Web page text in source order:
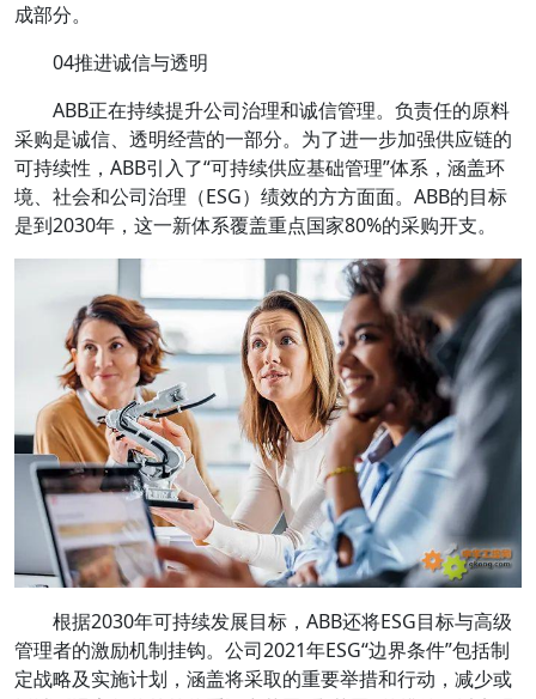
成部分。
04推进诚信与透明
ABB正在持续提升公司治理和诚信管理。负责任的原料
采购是诚信、透明经营的一部分。为了进一步加强供应链的
可持续性，ABB引入了“可持续供应基础管理”体系，涵盖环
境、社会和公司治理（ESG）绩效的方方面面。ABB的目标
是到2030年，这一新体系覆盖重点国家80%的采购开支。
根据2030年可持续发展目标，ABB还将ESG目标与高级
管理者的激励机制挂钩。公司2021年ESG“边界条件”包括制
定战略及实施计划，涵盖将采取的重要举措和行动，减少或